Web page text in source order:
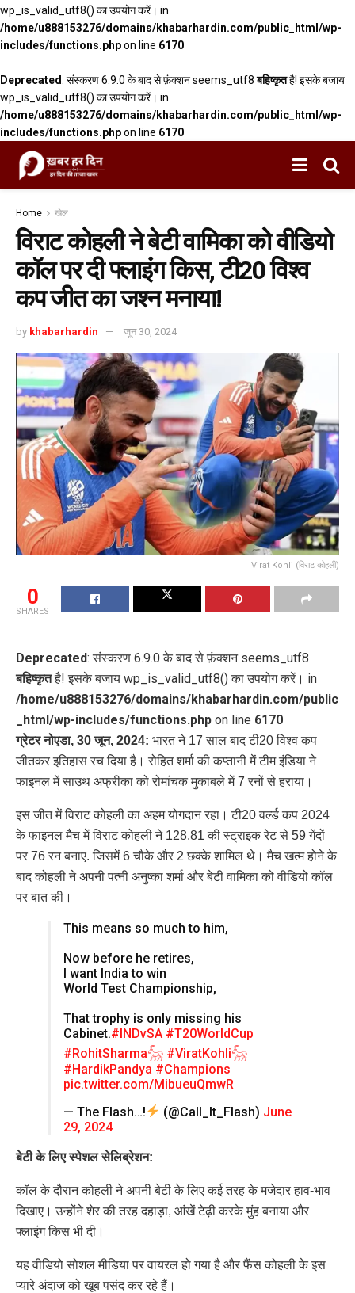
wp_is_valid_utf8() का उपयोग करें। in
/home/u888153276/domains/khabarhardin.com/public_html/wp-
includes/functions.phpon line 6170
Deprecated: संस्करण 6.9.0 के बाद से फ़ंक्शन seems_utf8बहिष्कृतहै! इसके बजाय
wp_is_valid_utf8() का उपयोग करें। in
/home/u888153276/domains/khabarhardin.com/public_html/wp-
includes/functions.phpon line 6170
Home खेल
विराट कोहली ने बेटी वामिका को वीडियो
कॉल पर दी फ्लाइंग किस, टी20 विश्व
कप जीत का जश्न मनाया!
by khabarhardin जून 30, 2024
Virat Kohli (विराट कोहली)
0
SHARES
Deprecated: संस्करण 6.9.0 के बाद से फ़ंक्शन seems_utf8
बहिष्कृतहै! इसके बजाय wp_is_valid_utf8() का उपयोग करें। in
/home/u888153276/domains/khabarhardin.com/public
_html/wp-includes/functions.php on line 6170
ग्रेटर नोएडा, 30 जून, 2024: भारत ने 17 साल बाद टी20 विश्व कप
जीतकर इतिहास रच दिया है। रोहित शर्मा की कप्तानी में टीम इंडिया ने
फाइनल में साउथ अफ्रीका को रोमांचक मुकाबले में 7 रनों से हराया।
इस जीत में विराट कोहली का अहम योगदान रहा। टी20 वर्ल्ड कप 2024
के फाइनल मैच में विराट कोहली ने 128.81 की स्ट्राइक रेट से 59 गेंदों
पर 76 रन बनाए. जिसमें 6 चौके और 2 छक्के शामिल थे। मैच खत्म होने के
बाद कोहली ने अपनी पत्नी अनुष्का शर्मा और बेटी वामिका को वीडियो कॉल
पर बात की।
This means so much to him,
Now before he retires,
I want India to win
World Test Championship,
That trophy is only missing his
Cabinet.#INDvSA #T20WorldCup
#RohitSharma𓃵 #ViratKohli𓃵
#HardikPandya #Champions
pic.twitter.com/MibueuQmwR
— The Flash…!
(@Call_It_Flash) June
29, 2024
बेटी के लिए स्पेशल सेलिब्रेशन:
कॉल के दौरान कोहली ने अपनी बेटी के लिए कई तरह के मजेदार हाव-भाव
दिखाए। उन्होंने शेर की तरह दहाड़ा, आंखें टेढ़ी करके मुंह बनाया और
फ्लाइंग किस भी दी।
यह वीडियो सोशल मीडिया पर वायरल हो गया है और फैंस कोहली के इस
प्यारे अंदाज को खूब पसंद कर रहे हैं।